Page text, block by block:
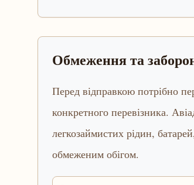
Обмеження та
Перед відправкою потрібно
конкретного перевізника.
легкозаймистих рідин,
обмеженим обігом.